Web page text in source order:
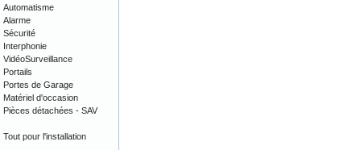
Automatisme
Alarme
Sécurité
Interphonie
VidéoSurveillance
Portails
Portes de Garage
Matériel d'occasion
Pièces détachées - SAV
Tout pour l'installation